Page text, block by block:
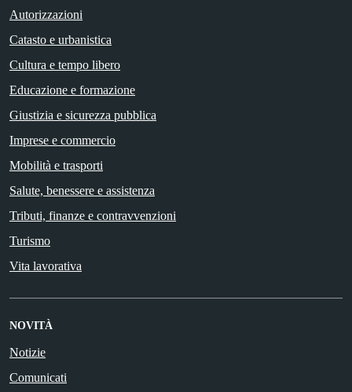
Autorizzazioni
Catasto e urbanistica
Cultura e tempo libero
Educazione e formazione
Giustizia e sicurezza pubblica
Imprese e commercio
Mobilità e trasporti
Salute, benessere e assistenza
Tributi, finanze e contravvenzioni
Turismo
Vita lavorativa
NOVITÀ
Notizie
Comunicati